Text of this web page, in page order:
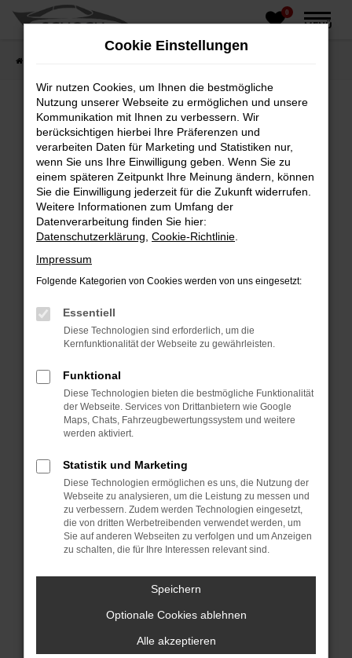
Zum
0
MENÜ
Fehler: Network Error
Beim Laden ist ein Fehler aufgetreten.
Hier sind ein paar Tipps, die dir helfen können:
Überprüfe deine Firewall und deine
Internetverbindung.
Laden andere Webseiten, zum Beispiel deine
Suchmaschine?
Prüfe deine Browsererweiterungen.
können das Laden bestimmter Seiten
verhindern. Funktioniert die Seite in einem
Fenster?
Starte dein Gerät neu.
Das kann manchmal helfen, vorübergehende
Probleme zu beheben.
Betriebssystem auf dem neuesten Stand
sind.
Veraltete Software birgt nicht nur ein
Sicherheitsrisiko, sondern kann auch dazu
führen, dass bestimmte Funktionen nicht mehr
unterstützt werden.
Wende dich an den Webseitenbetreiber.
Wenn du alle oben genannten Schritte versucht
hast, kontaktiere uns bitte. Wir werden
uns diesen Text schicken, um uns bei der
Cookie Einstellungen
Wir nutzen Cookies, um Ihnen die bestmögliche
Nutzung unserer Webseite zu ermöglichen und unsere
Kommunikation mit Ihnen zu verbessern. Wir
berücksichtigen hierbei Ihre Präferenzen und
verarbeiten Daten für Marketing und Statistiken nur,
wenn Sie uns Ihre Einwilligung geben. Wenn Sie zu
einem späteren Zeitpunkt Ihre Meinung ändern, können
Sie die Einwilligung jederzeit für die Zukunft widerrufen.
Weitere Informationen zum Umfang der
Datenverarbeitung finden Sie hier:
Datenschutzerklärung Cookie-Richtlinie
Impressum
Folgende Kategorien von Cookies werden von uns eingesetzt:
Essentiell
Diese Technologien sind erforderlich, um die
Kernfunktionalität der Webseite zu gewährleisten.
Funktional
Diese Technologien bieten die bestmögliche Funktionalität
der Webseite. Services von Drittanbietern wie Google
Maps, Chats, Fahrzeugbewertungssystem und weitere
werden aktiviert.
Statistik und Marketing
Diese Technologien ermöglichen es uns, die Nutzung der
Webseite zu analysieren, um die Leistung zu messen und
zu verbessern. Zudem werden Technologien eingesetzt,
die von dritten Werbetreibenden verwendet werden, um
Sie auf anderen Webseiten zu verfolgen und um Anzeigen
zu schalten, die für Ihre Interessen relevant sind.
Speichern
Optionale Cookies ablehnen
Alle akzeptieren